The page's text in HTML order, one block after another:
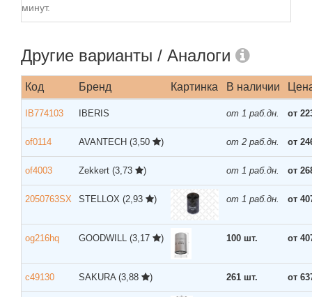
минут.
Другие варианты / Аналоги
Код Бренд Картинка В наличии
IB774103 IBERIS от 1 раб.дн. от
of0114 AVANTECH (3,50 ) от 2 раб.дн. от
of4003 Zekkert (3,73 ) от 1 раб.дн. от
2050763SX STELLOX (2,93 ) от 1 раб.дн. от
og216hq GOODWILL (3,17 ) 100 шт. от
c49130 SAKURA (3,88 ) 261 шт. от